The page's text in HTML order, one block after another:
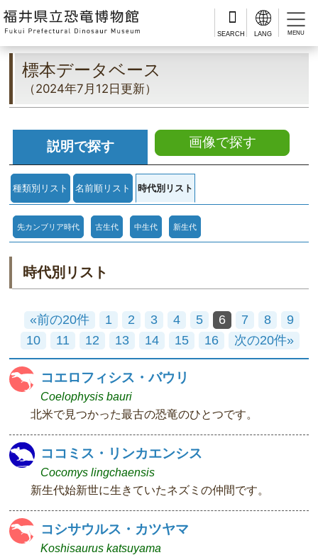
MENU
標本データベース
（2024年7月12日更新）
説明で探す 画像で探す
種類別リスト 名前順リスト 時代別リスト
先カンブリア時代 古生代 中生代 新生代
時代別リスト
«前の20件 1 2 3 4 5 6 7 8
9
10
11 12 13 14 15 16 次の20件»
コエロフィシス・バウリ
Coelophysis bauri
北米で見つかった最古の恐竜のひとつです。
ココミス・リンカエンシス
Cocomys lingchaensis
新生代始新世に生きていたネズミの仲間です。
コシサウルス・カツヤマ
Koshisaurus katsuyama